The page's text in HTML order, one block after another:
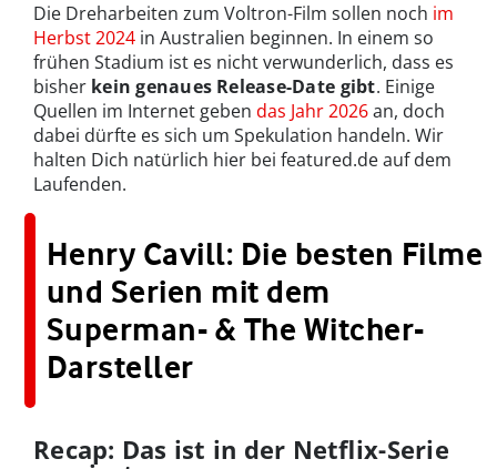
Die Dreharbeiten zum Voltron-Film sollen noch im
Herbst 2024 in Australien beginnen. In einem so
frühen Stadium ist es nicht verwunderlich, dass es
bisher kein genaues Release-Date gibt. Einige
Quellen im Internet geben das Jahr 2026an, doch
dabei dürfte es sich um Spekulation handeln. Wir
halten Dich natürlich hier bei featured.de auf dem
Laufenden.
Henry Cavill: Die besten Filme
und Serien mit dem
Superman- & The Witcher-
Darsteller
Recap: Das ist in der Netflix-Serie